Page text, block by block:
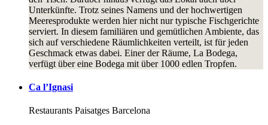
Unterkünfte. Trotz seines Namens und der hochwertigen
Meeresprodukte werden hier nicht nur typische Fischgerichte
serviert. In diesem familiären und gemütlichen Ambiente, das
sich auf verschiedene Räumlichkeiten verteilt, ist für jeden
Geschmack etwas dabei. Einer der Räume, La Bodega,
verfügt über eine Bodega mit über 1000 edlen Tropfen.
Ca l’Ignasi
Restaurants Paisatges Barcelona